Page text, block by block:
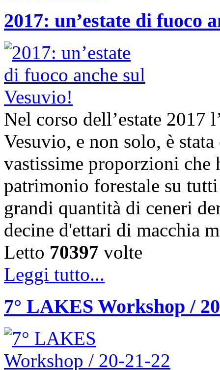
2017: un’estate di fuoco
Nel corso dell’estate 2017
Vesuvio, e non solo, è
vastissime proporzioni
patrimonio forestale su
grandi quantità di ceneri
decine d'ettari di macchia
Letto 70397 volte
Leggi tutto...
7° LAKES Workshop /